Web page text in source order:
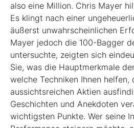
also eine Million. Chris Mayer
Es klingt nach einer
äußerst unwahrscheinlichen
Mayer jedoch die 100-Bagger
untersuchte, zeigten sich
Sie, was die Hauptmerkmale
welche Techniken Ihnen
aussichtsreichen Aktien
Geschichten und Anekdoten
wichtigsten Punkte. Wer seine